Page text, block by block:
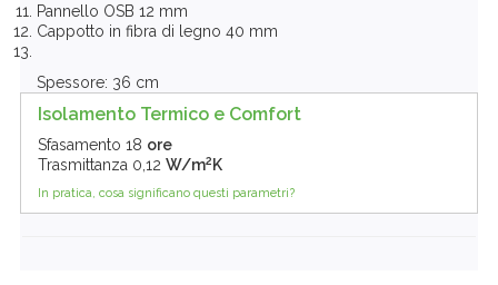
Pannello OSB 12 mm
Cappotto in fibra di legno 40 mm
Spessore: 36 cm
Isolamento Termico e Comfort
Sfasamento 18 ore
Trasmittanza 0,12 W/m2 K
In pratica, cosa significano questi parametri?